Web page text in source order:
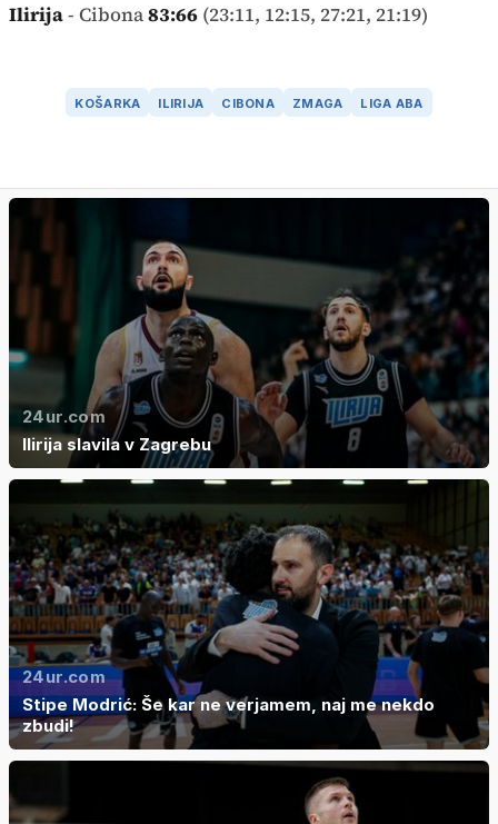
Ilirija- Cibona83:66 (23:11, 12:15, 27:21, 21:19)
KOŠARKA ILIRIJA CIBONA ZMAGA LIGA ABA
24ur.com
Ilirija slavila v Zagrebu
24ur.com
Stipe Modrić: Še kar ne verjamem, naj me nekdo
zbudi!